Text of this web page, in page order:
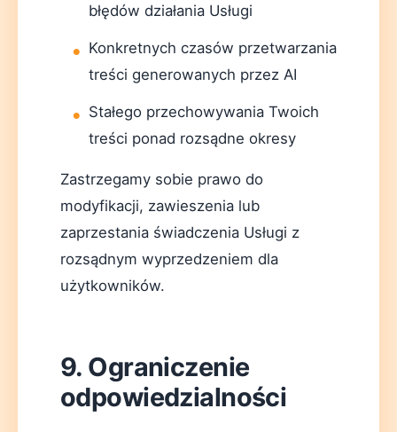
błędów działania Usługi
Konkretnych czasów przetwarzania
treści generowanych przez AI
Stałego przechowywania Twoich
treści ponad rozsądne okresy
Zastrzegamy sobie prawo do
modyfikacji, zawieszenia lub
zaprzestania świadczenia Usługi z
rozsądnym wyprzedzeniem dla
użytkowników.
9. Ograniczenie
odpowiedzialności